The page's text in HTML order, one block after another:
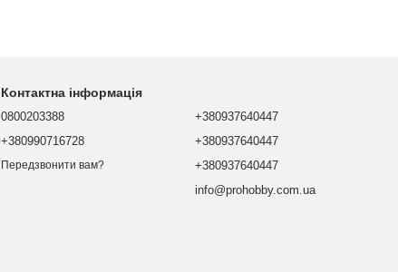
Контактна інформація
0800203388
+380990716728
Передзвонити вам?
+380937640447
+380937640447
+380937640447
info@prohobby.com.ua